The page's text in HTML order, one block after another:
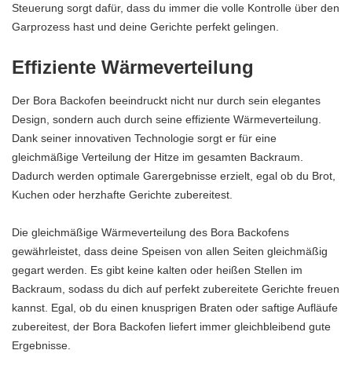
Steuerung sorgt dafür, dass du immer die volle Kontrolle über den
Garprozess hast und deine Gerichte perfekt gelingen.
Effiziente Wärmeverteilung
Der Bora Backofen beeindruckt nicht nur durch sein elegantes
Design, sondern auch durch seine effiziente Wärmeverteilung.
Dank seiner innovativen Technologie sorgt er für eine
gleichmäßige Verteilung der Hitze im gesamten Backraum.
Dadurch werden optimale Garergebnisse erzielt, egal ob du Brot,
Kuchen oder herzhafte Gerichte zubereitest.
Die gleichmäßige Wärmeverteilung des Bora Backofens
gewährleistet, dass deine Speisen von allen Seiten gleichmäßig
gegart werden. Es gibt keine kalten oder heißen Stellen im
Backraum, sodass du dich auf perfekt zubereitete Gerichte freuen
kannst. Egal, ob du einen knusprigen Braten oder saftige Aufläufe
zubereitest, der Bora Backofen liefert immer gleichbleibend gute
Ergebnisse.